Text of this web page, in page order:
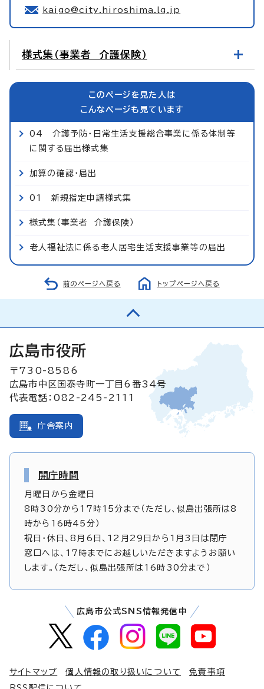
kaigo@city.hiroshima.lg.jp
様式集（事業者 介護保険）
このページを見た人は
こんなページも見ています
04 介護予防・日常生活支援総合事業に係る体制等
に関する届出様式集
加算の確認・届出
01 新規指定申請様式集
様式集（事業者 介護保険）
老人福祉法に係る老人居宅生活支援事業等の届出
前のページへ戻る トップページへ戻る
広島市役所
〒730-8586
広島市中区国泰寺町一丁目6番34号
代表電話：082-245-2111
庁舎案内
開庁時間
月曜日から金曜日
8時30分から17時15分まで（ただし、似島出張所は8
時から16時45分）
祝日・休日、8月6日、12月29日から1月3日は閉庁
窓口へは、17時までにお越しいただきますようお願い
します。（ただし、似島出張所は16時30分まで）
広島市公式SNS情報発信中
サイトマップ 個人情報の取り扱いについて
免責事項